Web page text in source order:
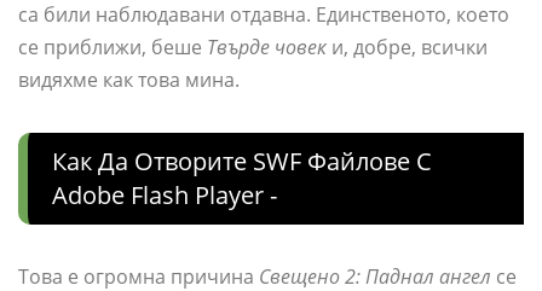
са били наблюдавани отдавна. Единственото, което
се приближи, беше Твърде човек и, добре, всички
видяхме как това мина.
Как Да Отворите SWF Файлове С
Adobe Flash Player -
Това е огромна причина Свещено 2: Паднал ангел се